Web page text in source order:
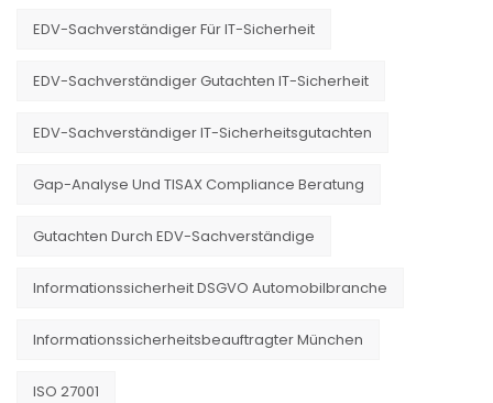
EDV-Sachverständiger Für IT-Sicherheit
EDV-Sachverständiger Gutachten IT-Sicherheit
EDV-Sachverständiger IT-Sicherheitsgutachten
Gap-Analyse Und TISAX Compliance Beratung
Gutachten Durch EDV-Sachverständige
Informationssicherheit DSGVO Automobilbranche
Informationssicherheitsbeauftragter München
ISO 27001